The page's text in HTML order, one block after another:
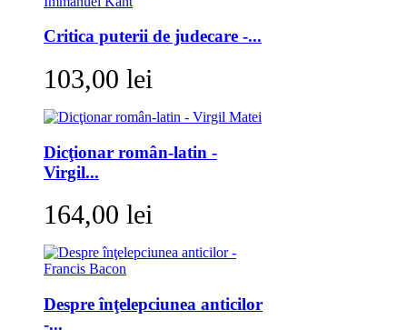
Critica puterii de judecare -...
103,00 lei
Dicţionar român-latin -
Virgil...
164,00 lei
Despre înţelepciunea anticilor
-...